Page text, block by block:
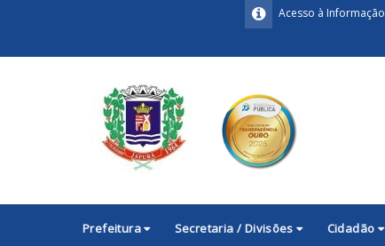
Acesso à Informação
Prefeitura Secretaria / Divisões Cidadão